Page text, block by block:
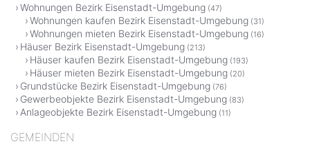
Wohnungen Bezirk Eisenstadt-Umgebung (47)
Wohnungen kaufen Bezirk Eisenstadt-Umgebung (31)
Wohnungen mieten Bezirk Eisenstadt-Umgebung (16)
Häuser Bezirk Eisenstadt-Umgebung (213)
Häuser kaufen Bezirk Eisenstadt-Umgebung (193)
Häuser mieten Bezirk Eisenstadt-Umgebung (20)
Grundstücke Bezirk Eisenstadt-Umgebung (76)
Gewerbeobjekte Bezirk Eisenstadt-Umgebung (83)
Anlageobjekte Bezirk Eisenstadt-Umgebung (11)
GEMEINDEN